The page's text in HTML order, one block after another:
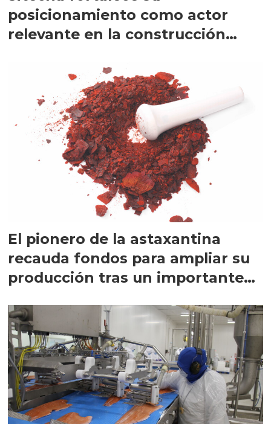
posicionamiento como actor
relevante en la construcción
El pionero de la astaxantina
recauda fondos para ampliar su
producción tras un importante